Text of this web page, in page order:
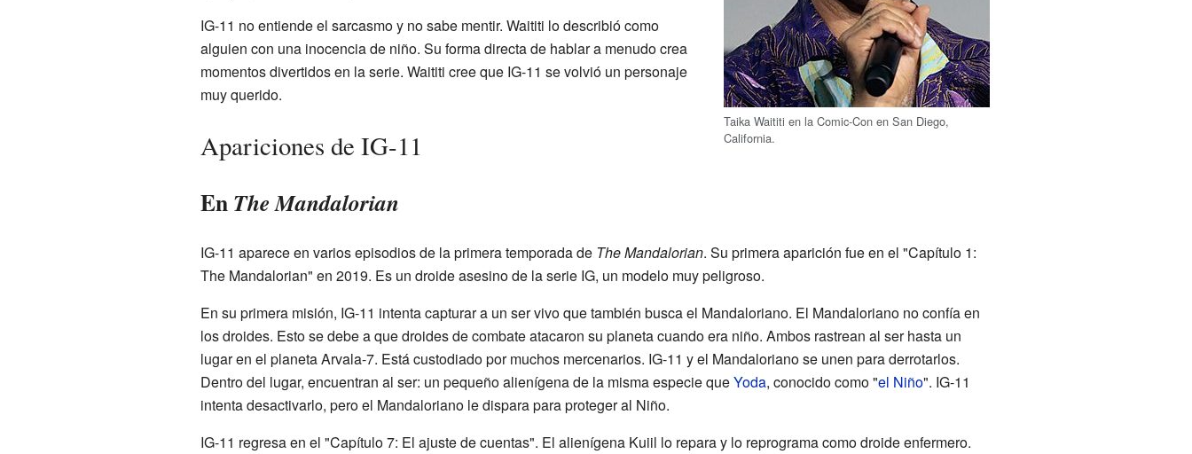
Taika Waititi en la Comic-Con en San Diego,
California.
IG-11 no entiende el sarcasmo y no sabe mentir. Waititi lo describió como
alguien con una inocencia de niño. Su forma directa de hablar a menudo crea
momentos divertidos en la serie. Waititi cree que IG-11 se volvió un personaje
muy querido.
Apariciones de IG-11
EnThe Mandalorian
IG-11 aparece en varios episodios de la primera temporada de The Mandalorian. Su primera aparición fue en el "Capítulo 1:
The Mandalorian" en 2019. Es un droide asesino de la serie IG, un modelo muy peligroso.
En su primera misión, IG-11 intenta capturar a un ser vivo que también busca el Mandaloriano. El Mandaloriano no confía en
los droides. Esto se debe a que droides de combate atacaron su planeta cuando era niño. Ambos rastrean al ser hasta un
lugar en el planeta Arvala-7. Está custodiado por muchos mercenarios. IG-11 y el Mandaloriano se unen para derrotarlos.
Dentro del lugar, encuentran al ser: un pequeño alienígena de la misma especie queYoda, conocido como "el Niño". IG-11
intenta desactivarlo, pero el Mandaloriano le dispara para proteger al Niño.
IG-11 regresa en el "Capítulo 7: El ajuste de cuentas". El alienígena Kuiil lo repara y lo reprograma como droide enfermero.